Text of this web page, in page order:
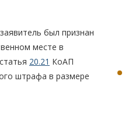
был признан
месте в
20.21 КоАП
штрафа в размере